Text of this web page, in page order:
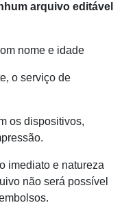
arquivo editável
nome e idade
o serviço de
os dispositivos,
imediato e natureza
não será possível